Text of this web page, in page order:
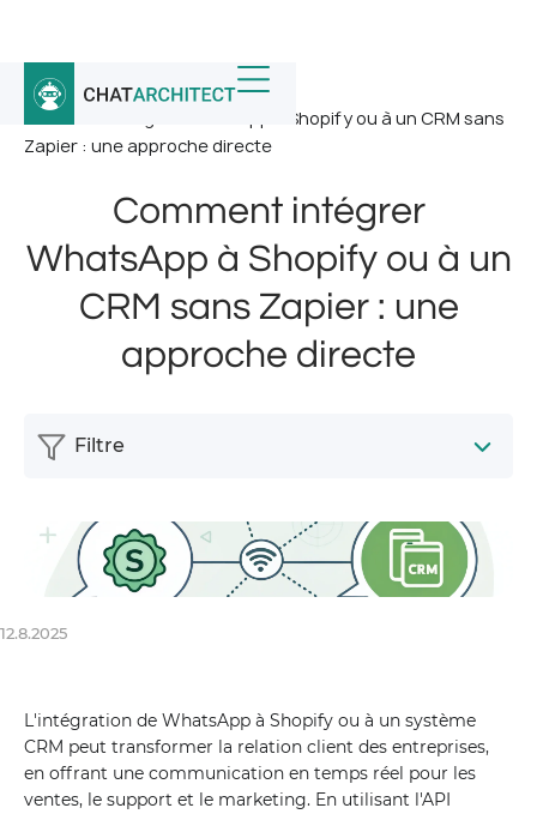
Accueil / Nouvelles /
Comment intégrer WhatsApp à Shopify ou à un CRM sans
Zapier : une approche directe
Comment intégrer
WhatsApp à Shopify ou à un
CRM sans Zapier : une
approche directe
12.8.2025
L'intégration de WhatsApp à Shopify ou à un système
CRM peut transformer la relation client des entreprises,
en offrant une communication en temps réel pour les
ventes, le support et le marketing. En utilisant l'API
Filtre